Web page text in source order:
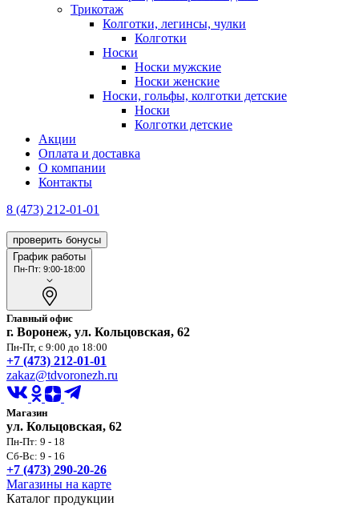
Трикотаж
Колготки, легинсы, чулки
Колготки
Носки
Носки мужские
Носки женские
Носки, гольфы, колготки детские
Носки
Колготки детские
Акции
Оплата и доставка
О компании
Контакты
8 (473) 212-01-01
проверить бонусы
График работы
Пн-Пт: 9:00-18:00
Главный офис
г. Воронеж, ул. Кольцовская, 62
Пн-Пт, с 9:00 до 18:00
+7 (473) 212-01-01
zakaz@tdvoronezh.ru
Магазин
ул. Кольцовская, 62
Пн-Пт: 9 - 18
Сб-Вс: 9 - 16
+7 (473) 290-20-26
Магазины на карте
Каталог продукции